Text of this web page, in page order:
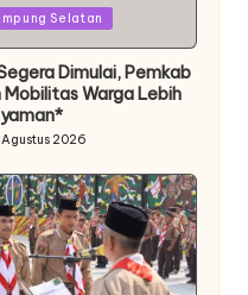
Selatan
Dimulai, Pemkab
Warga Lebih
Agustus 2026